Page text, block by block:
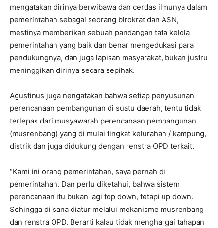
mengatakan dirinya berwibawa dan cerdas ilmunya dalam
pemerintahan sebagai seorang birokrat dan ASN,
mestinya memberikan sebuah pandangan tata kelola
pemerintahan yang baik dan benar mengedukasi para
pendukungnya, dan juga lapisan masyarakat, bukan justru
meninggikan dirinya secara sepihak.
Agustinus juga nengatakan bahwa setiap penyusunan
perencanaan pembangunan di suatu daerah, tentu tidak
terlepas dari musyawarah perencanaan pembangunan
(musrenbang) yang di mulai tingkat kelurahan / kampung,
distrik dan juga didukung dengan renstra OPD terkait.
“Kami ini orang pemerintahan, saya pernah di
pemerintahan. Dan perlu diketahui, bahwa sistem
perencanaan itu bukan lagi top down, tetapi up down.
Sehingga di sana diatur melalui mekanisme musrenbang
dan renstra OPD. Berarti kalau tidak menghargai tahapan